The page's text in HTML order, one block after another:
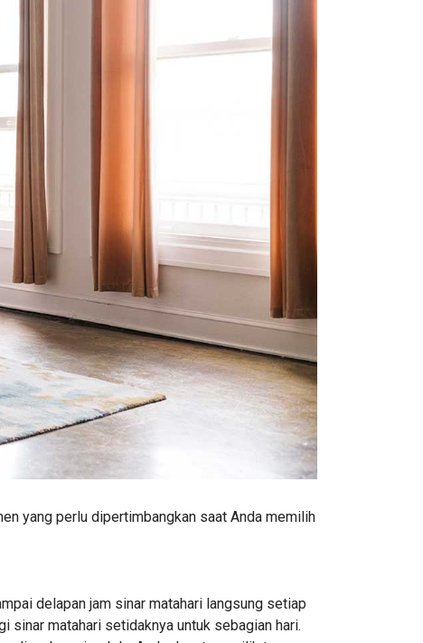
yang perlu dipertimbangkan saat Anda memilih
delapan jam sinar matahari langsung setiap
sinar matahari setidaknya untuk sebagian hari.